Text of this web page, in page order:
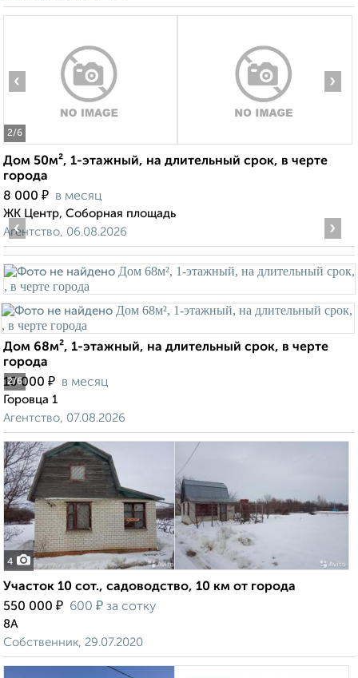
2/6
‹ ›
Дом 50м², 1-этажный, на длительный срок, в черте
города
8 000 ₽ в месяц
ЖК Центр, Соборная площадь
Агентство, 06.08.2026
2/6
‹ ›
Дом 68м², 1-этажный, на длительный срок, в черте
города
10 000 ₽ в месяц
Горовца 1
Агентство, 07.08.2026
4
Участок 10 сот., садоводство, 10 км от города
550 000 ₽ 600 ₽ за сотку
8А
Собственник, 29.07.2020